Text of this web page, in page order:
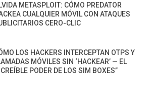
METASPLOIT: CÓMO PREDATOR
CUALQUIER MÓVIL CON ATAQUES
CERO-CLIC
LOS HACKERS INTERCEPTAN OTPS Y
MÓVILES SIN ‘HACKEAR’ — EL
PODER DE LOS SIM BOXES”